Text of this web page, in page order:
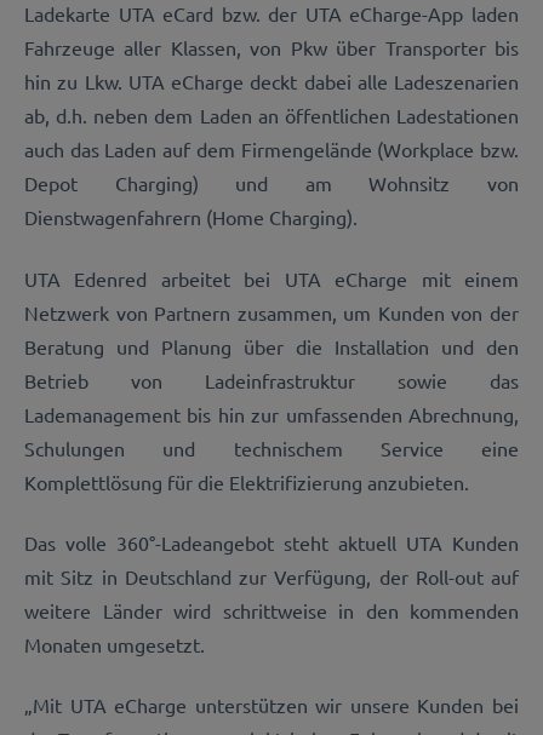
Ladekarte UTA eCard bzw. der UTA eCharge-App laden
Fahrzeuge aller Klassen, von Pkw über Transporter bis
hin zu Lkw. UTA eCharge deckt dabei alle Ladeszenarien
ab, d.h. neben dem Laden an öffentlichen Ladestationen
auch das Laden auf dem Firmengelände (Workplace bzw.
Depot Charging) und am Wohnsitz von
Dienstwagenfahrern (Home Charging).
UTA Edenred arbeitet bei UTA eCharge mit einem
Netzwerk von Partnern zusammen, um Kunden von der
Beratung und Planung über die Installation und den
Betrieb von Ladeinfrastruktur sowie das
Lademanagement bis hin zur umfassenden Abrechnung,
Schulungen und technischem Service eine
Komplettlösung für die Elektrifizierung anzubieten.
Das volle 360°-Ladeangebot steht aktuell UTA Kunden
mit Sitz in Deutschland zur Verfügung, der Roll-out auf
weitere Länder wird schrittweise in den kommenden
Monaten umgesetzt.
„Mit UTA eCharge unterstützen wir unsere Kunden bei